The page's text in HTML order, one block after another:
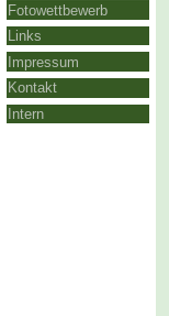
Fotowettbewerb
Links
Impressum
Kontakt
Intern